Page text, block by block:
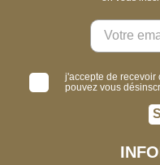
j'accepte de recevoir
pouvez vous